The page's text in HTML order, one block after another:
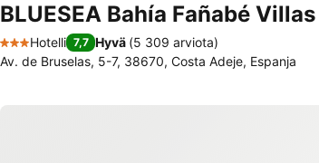
BLUESEA Bahía Fañabé Villas
3 Tähtiluokitus
Hotelli 7,7 Hyvä (5 309 arviota)
Av. de Bruselas, 5-7, 38670, Costa Adeje, Espanja